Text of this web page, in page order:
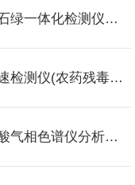
氯霉素孔雀石绿一体化检测仪【优质货源】水产品检测仪
农药残毒快速检测仪(农药残毒检测仪器)
食用油脂肪酸气相色谱仪分析方法配置要点